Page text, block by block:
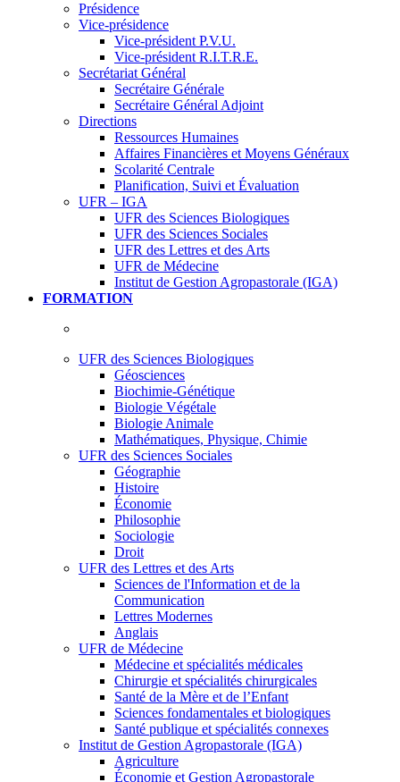
Présidence
Vice-présidence
Vice-président P.V.U.
Vice-président R.I.T.R.E.
Secrétariat Général
Secrétaire Générale
Secrétaire Général Adjoint
Directions
Ressources Humaines
Affaires Financières et Moyens Généraux
Scolarité Centrale
Planification, Suivi et Évaluation
UFR – IGA
UFR des Sciences Biologiques
UFR des Sciences Sociales
UFR des Lettres et des Arts
UFR de Médecine
Institut de Gestion Agropastorale (IGA)
FORMATION
UFR des Sciences Biologiques
Géosciences
Biochimie-Génétique
Biologie Végétale
Biologie Animale
Mathématiques, Physique, Chimie
UFR des Sciences Sociales
Géographie
Histoire
Économie
Philosophie
Sociologie
Droit
UFR des Lettres et des Arts
Sciences de l'Information et de la
Communication
Lettres Modernes
Anglais
UFR de Médecine
Médecine et spécialités médicales
Chirurgie et spécialités chirurgicales
Santé de la Mère et de l’Enfant
Sciences fondamentales et biologiques
Santé publique et spécialités connexes
Institut de Gestion Agropastorale (IGA)
Agriculture
Économie et Gestion Agropastorale